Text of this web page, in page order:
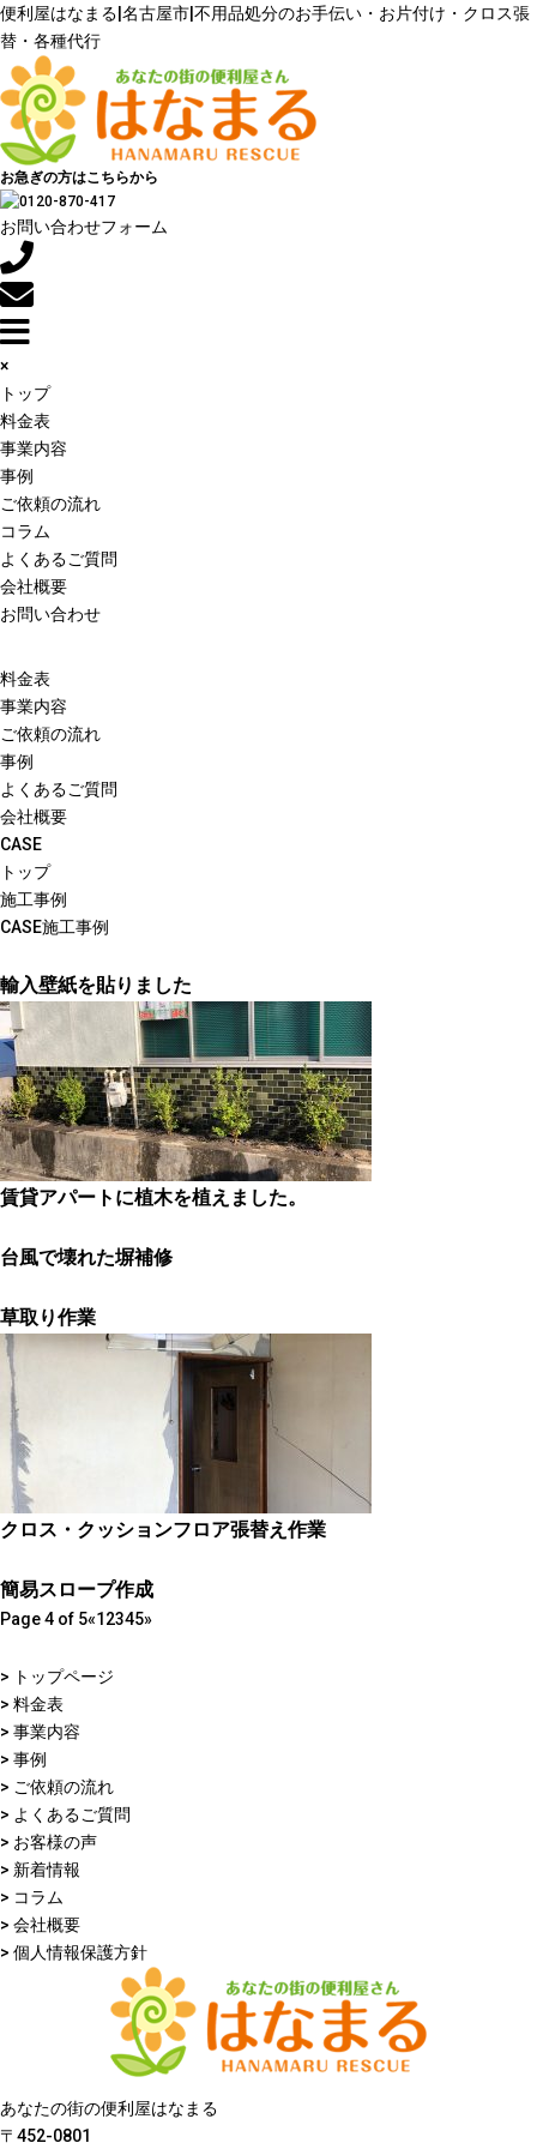
便利屋はなまる|名古屋市|不用品処分のお手伝い・お片付け・クロス張
替・各種代行
お急ぎの方はこちらから
お問い合わせフォーム
×
トップ
料金表
事業内容
事例
ご依頼の流れ
コラム
よくあるご質問
会社概要
お問い合わせ
料金表
事業内容
ご依頼の流れ
事例
よくあるご質問
会社概要
CASE
トップ
施工事例
CASE施工事例
輸入壁紙を貼りました
賃貸アパートに植木を植えました。
台風で壊れた塀補修
草取り作業
クロス・クッションフロア張替え作業
簡易スロープ作成
Page 4 of 5«1 2345»
> トップページ
> 料金表
> 事業内容
> 事例
> ご依頼の流れ
> よくあるご質問
> お客様の声
> 新着情報
> コラム
> 会社概要
> 個人情報保護方針
あなたの街の便利屋はなまる
〒452-0801